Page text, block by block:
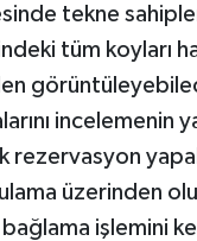
tekne
tüm koyları
incelemenin
rezervasyon
üzerinden
işlemini